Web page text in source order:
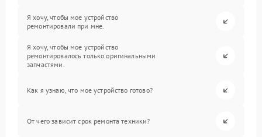
Я хочу, чтобы мое устройство
ремонтировали при мне.
Я хочу, чтобы мое устройство
ремонтировалось только оригинальными
запчастями.
Как я узнаю, что мое устройство готово?
От чего зависит срок ремонта техники?